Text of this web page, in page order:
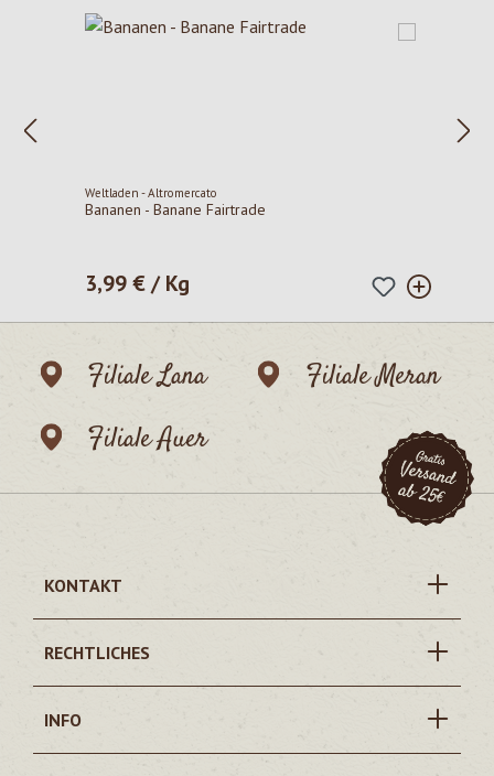
Weltladen - Altromercato
Bananen - Banane Fairtrade
Regulärer Preis:
3,99 € / Kg
Filiale Lana
Filiale Meran
Filiale Auer
KONTAKT
RECHTLICHES
INFO